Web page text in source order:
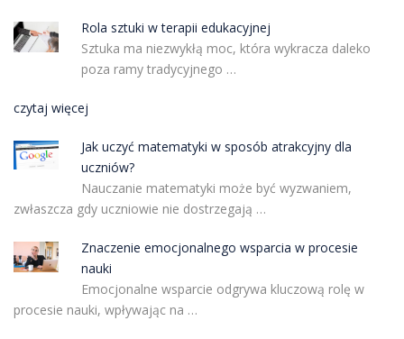
Rola sztuki w terapii edukacyjnej
Sztuka ma niezwykłą moc, która wykracza daleko
poza ramy tradycyjnego …
czytaj więcej
Jak uczyć matematyki w sposób atrakcyjny dla
uczniów?
Nauczanie matematyki może być wyzwaniem,
zwłaszcza gdy uczniowie nie dostrzegają …
Znaczenie emocjonalnego wsparcia w procesie
nauki
Emocjonalne wsparcie odgrywa kluczową rolę w
procesie nauki, wpływając na …